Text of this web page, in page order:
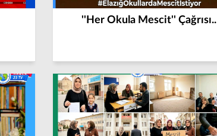
''Her Okula Mescit'' Çağrısı..